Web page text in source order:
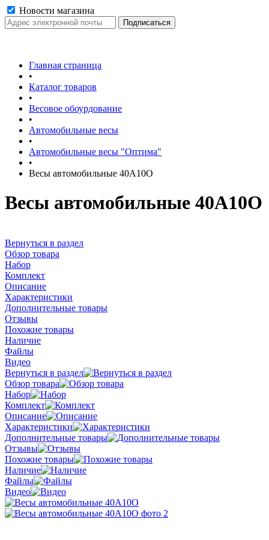
Новости магазина
Главная страница
•
Каталог товаров
•
Весовое обоурдование
•
Автомобильные весы
•
Автомобильные весы "Оптима"
•
Весы автомобильные 40А10О
Весы автомобильные 40А10О
Вернуться в раздел
Обзор товара
Набор
Комплект
Описание
Характеристики
Дополнительные товары
Отзывы
Похожие товары
Наличие
Файлы
Видео
Вернуться в раздел
Обзор товара
Набор
Комплект
Описание
Характеристики
Дополнительные товары
Отзывы
Похожие товары
Наличие
Файлы
Видео